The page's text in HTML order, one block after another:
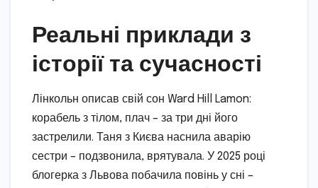
Реальні приклади з
історії та сучасності
Лінкольн описав свій сон Ward Hill Lamon:
корабель з тілом, плач – за три дні його
застрелили. Таня з Києва наснила аварію
сестри – подзвонила, врятувала. У 2025 році
блогерка з Львова побачила повінь у сні –